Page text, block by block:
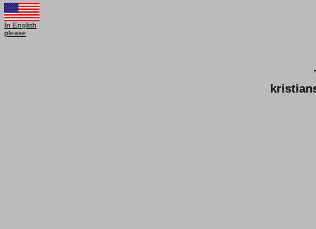
In English
please